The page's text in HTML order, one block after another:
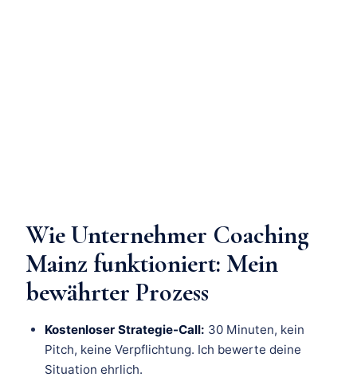
Wie Unternehmer Coaching
Mainz funktioniert: Mein
bewährter Prozess
Kostenloser Strategie-Call: 30 Minuten, kein
Pitch, keine Verpflichtung. Ich bewerte deine
Situation ehrlich.